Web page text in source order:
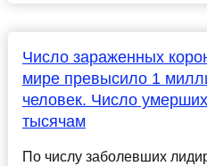
Число зараженных
мире превысило 1
человек. Число
тысячам
По числу заболевших